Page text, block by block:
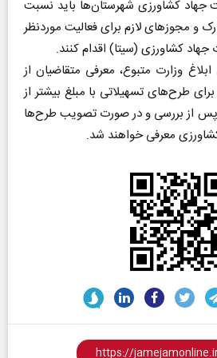
جهاد کشاورزی شهرستان‌ها باید نسبت
و مجوز‌های لازم برای فعالیت موردنظر
جهاد کشاورزی (سیتا) اقدام کنند.
وزارت متبوع، معرفی متقاضیان از
طرح‌های تسهیلاتی با مبلغ بیشتر از
که پس از بررسی و در صورت تصویب طرح‌ها
معرفی خواهند شد.